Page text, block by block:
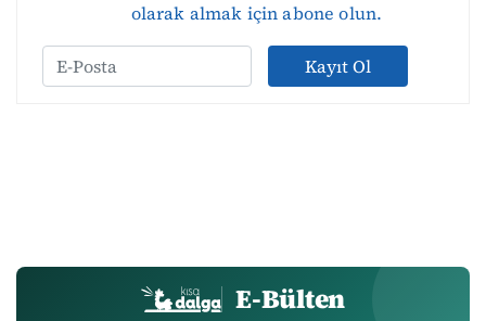
olarak almak için abone olun.
Kayıt Ol
E-Bülten